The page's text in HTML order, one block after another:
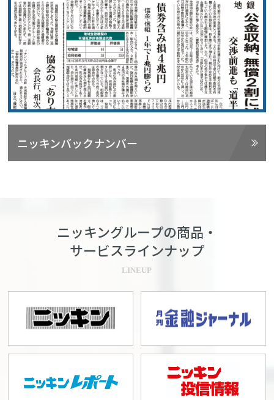
ニッキンバックナンバー
ニッキングループの商品・
サービスラインナップ
LINEUP